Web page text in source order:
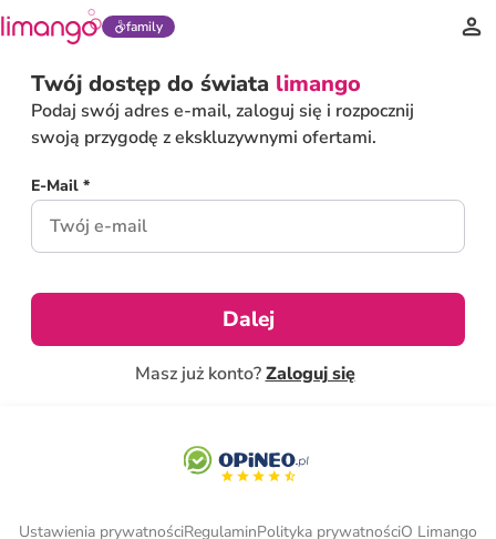
family
Twój dostęp do świata limango
Podaj swój adres e-mail, zaloguj się i rozpocznij
swoją przygodę z ekskluzywnymi ofertami.
E-Mail *
Dalej
Masz już konto?Zaloguj się
Ustawienia prywatnościRegulaminPolityka prywatnościO Limango